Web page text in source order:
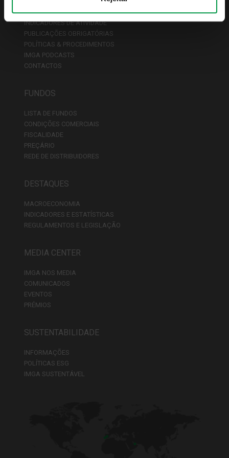
APRESENTAÇÃO
INDICADORES DE ATIVIDADE
PUBLICAÇÕES OBRIGATÓRIAS
POLÍTICAS & PROCEDIMENTOS
IMGA PODCASTS
CONTACTOS
FUNDOS
LISTA DE FUNDOS
CONDIÇÕES COMERCIAIS
FISCALIDADE
PREÇÁRIO
REDE DE DISTRIBUIDORES
DESTAQUES
MACROECONOMIA
INDICADORES E ESTATÍSTICAS
REGULAMENTOS E LEGISLAÇÃO
MEDIA CENTER
IMGA NOS MEDIA
COMUNICADOS
EVENTOS
PRÉMIOS
SUSTENTABILIDADE
INFORMAÇÕES
POLÍTICAS ESG
IMGA SUSTENTÁVEL